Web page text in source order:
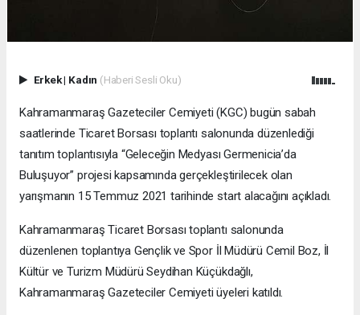
Erkek| Kadın (Haberi Sesli Oku)
Kahramanmaraş Gazeteciler Cemiyeti (KGC) bugün sabah
saatlerinde Ticaret Borsası toplantı salonunda düzenlediği
tanıtım toplantısıyla “Geleceğin Medyası Germenicia’da
Buluşuyor” projesi kapsamında gerçekleştirilecek olan
yarışmanın 15 Temmuz 2021 tarihinde start alacağını açıkladı.
Kahramanmaraş Ticaret Borsası toplantı salonunda
düzenlenen toplantıya Gençlik ve Spor İl Müdürü Cemil Boz, İl
Kültür ve Turizm Müdürü Seydihan Küçükdağlı,
Kahramanmaraş Gazeteciler Cemiyeti üyeleri katıldı.